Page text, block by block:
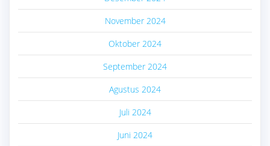
November 2024
Oktober 2024
September 2024
Agustus 2024
Juli 2024
Juni 2024